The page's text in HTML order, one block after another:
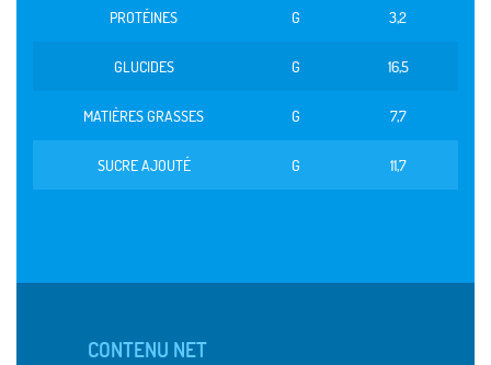
PROTÉINES G 3,2
GLUCIDES G 16,5
MATIÈRES GRASSES G 7,7
SUCRE AJOUTÉ G 11,7
CONTENU NET